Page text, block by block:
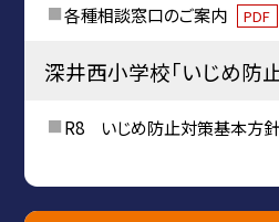
各種相談窓口のご案内 PDF
深井西小学校「いじめ防
R8 いじめ防止対策基本方針